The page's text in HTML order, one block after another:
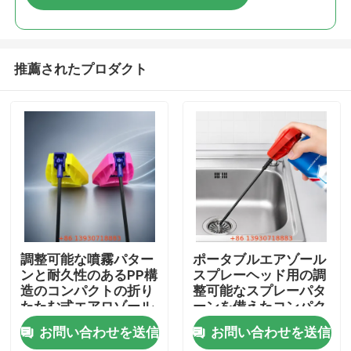
家
プロダクト
推薦されたプロダクト
調整可能な噴霧パター
ンと耐久性のあるPP構
造のコンパクトの折り
たたむ式エアロゾール
スプレーヤー
お問い合わせを送信
ポータブルエアゾール
スプレーヘッド用の調
整可能なスプレーパタ
ーンを備えたコンパク
トなPP製折りたたみ式
スプレーヤ
お問い合わせを送信